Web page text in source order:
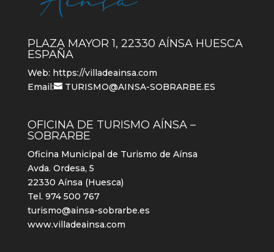
PLAZA MAYOR 1, 22330 AÍNSA HUESCA
ESPAÑA
Web: https://villadeainsa.com
Email:
TURISMO@AINSA-SOBRARBE.ES
OFICINA DE TURISMO AÍNSA –
SOBRARBE
Oficina Municipal de Turismo de Aínsa
Avda. Ordesa, 5
22330 Aínsa (Huesca)
Tel. 974 500 767
turismo@ainsa-sobrarbe.es
www.villadeainsa.com